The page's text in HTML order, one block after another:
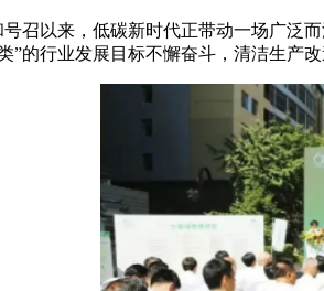
号召以来，低碳新时代正带动一场广泛
”的行业发展目标不懈奋斗，清洁生产